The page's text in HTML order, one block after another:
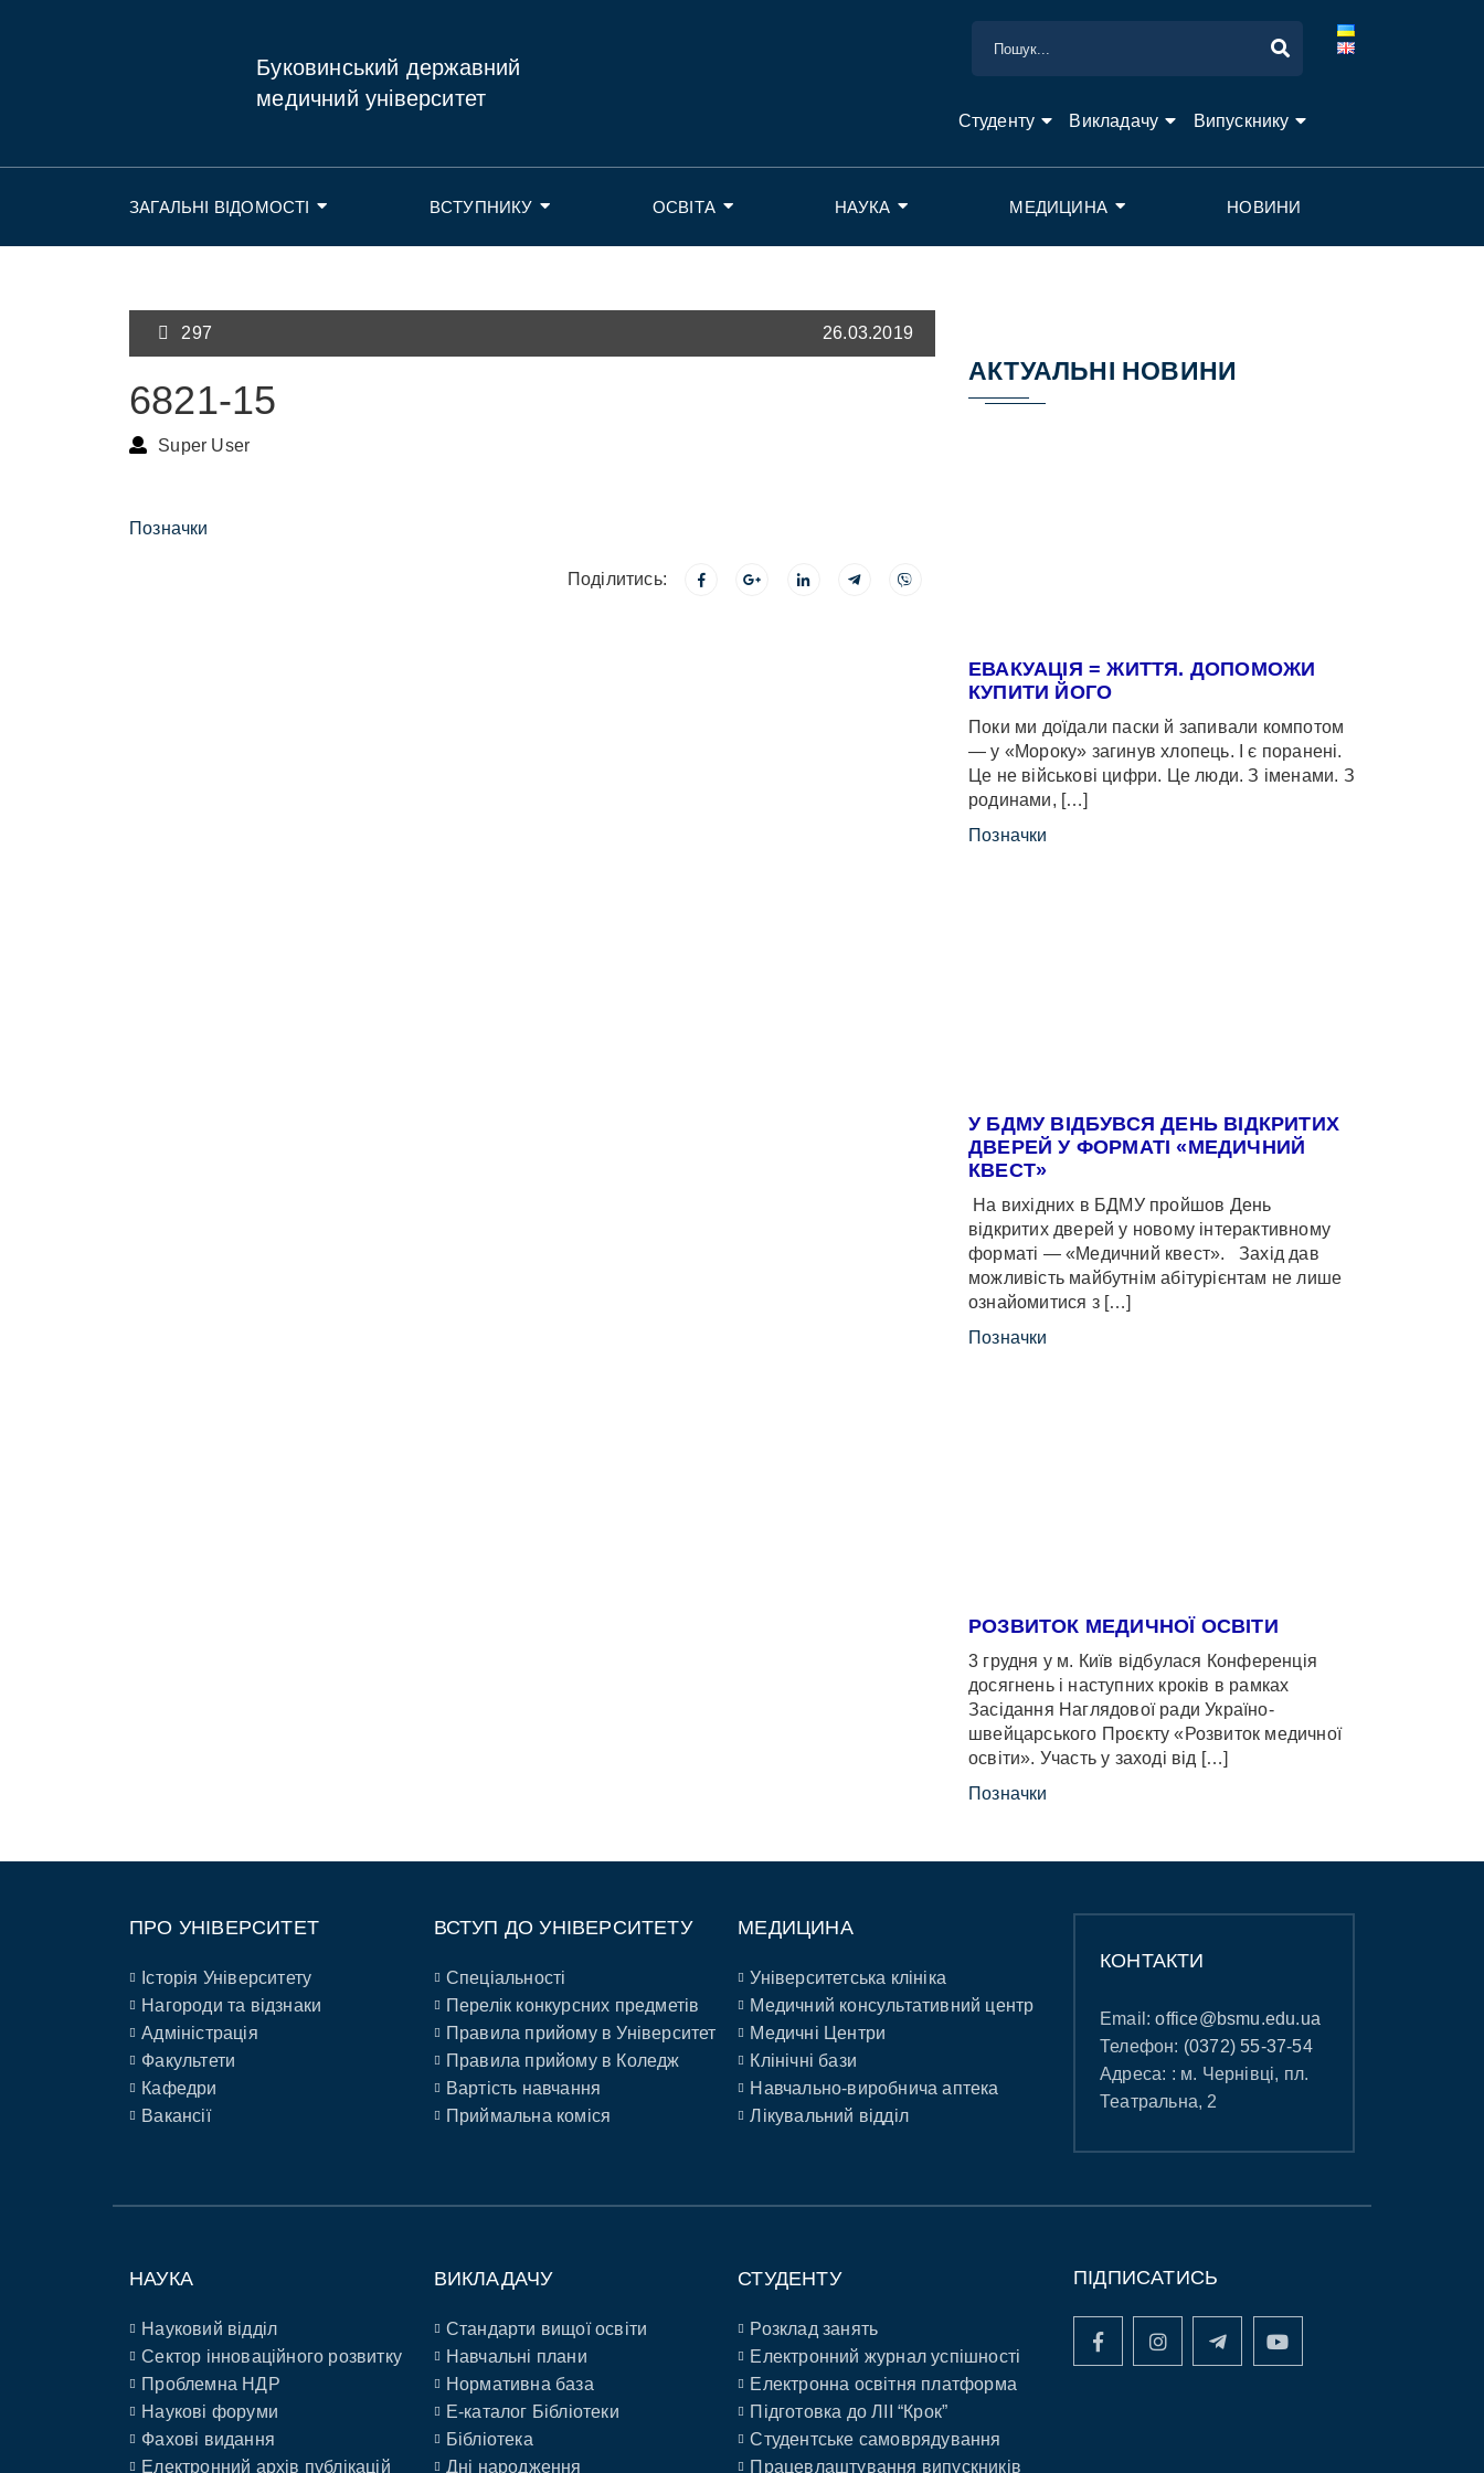
Буковинський державний
медичний університет
Студенту Викладачу Випускнику
ЗАГАЛЬНІ ВІДОМОСТІ ВСТУПНИКУ ОСВІТА НАУКА МЕДИЦИНА НОВИНИ
297 26.03.2019
6821-15
Super User
Позначки
Поділитись:
АКТУАЛЬНІ НОВИНИ
ЕВАКУАЦІЯ = ЖИТТЯ. ДОПОМОЖИ
КУПИТИ ЙОГО
Поки ми доїдали паски й запивали компотом
— у «Мороку» загинув хлопець. І є поранені.
Це не військові цифри. Це люди. З іменами. З
родинами, […]
Позначки
У БДМУ ВІДБУВСЯ ДЕНЬ ВІДКРИТИХ
ДВЕРЕЙ У ФОРМАТІ «МЕДИЧНИЙ
КВЕСТ»
На вихідних в БДМУ пройшов День
відкритих дверей у новому інтерактивному
форматі — «Медичний квест». Захід дав
можливість майбутнім абітурієнтам не лише
ознайомитися з […]
Позначки
РОЗВИТОК МЕДИЧНОЇ ОСВІТИ
3 грудня у м. Київ відбулася Конференція
досягнень і наступних кроків в рамках
Засідання Наглядової ради Україно-
швейцарського Проєкту «Розвиток медичної
освіти». Участь у заході від […]
Позначки
ПРО УНІВЕРСИТЕТ
Історія Університету
Нагороди та відзнаки
Адміністрація
Факультети
Кафедри
Вакансії
ВСТУП ДО УНІВЕРСИТЕТУ
Спеціальності
Перелік конкурсних предметів
Правила прийому в Університет
Правила прийому в Коледж
Вартість навчання
Приймальна коміся
МЕДИЦИНА
Університетська клініка
Медичний консультативний центр
Медичні Центри
Клінічні бази
Навчально-виробнича аптека
Лікувальний відділ
КОНТАКТИ
Email:office@bsmu.edu.ua
Телефон: (0372) 55-37-54
Адреса: : м. Чернівці, пл.
Театральна, 2
НАУКА
Науковий відділ
Сектор інноваційного розвитку
Проблемна НДР
Наукові форуми
Фахові видання
Електронний архів публікацій
ВИКЛАДАЧУ
Стандарти вищої освіти
Навчальні плани
Нормативна база
E-каталог Бібліотеки
Бібліотека
Дні народження
СТУДЕНТУ
Розклад занять
Електронний журнал успішності
Електронна освітня платформа
Підготовка до ЛІІ “Крок”
Студентське самоврядування
Працевлаштування випускників
ПІДПИСАТИСЬ